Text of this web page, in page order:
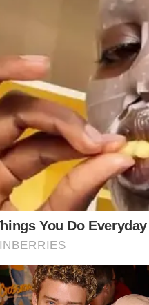
อนถึงความแข็งแกร่งของแบ
างต่อเนื่อง พร้อมแสดงควา
รยากาศเต็มไปด้วยความภ
You Do